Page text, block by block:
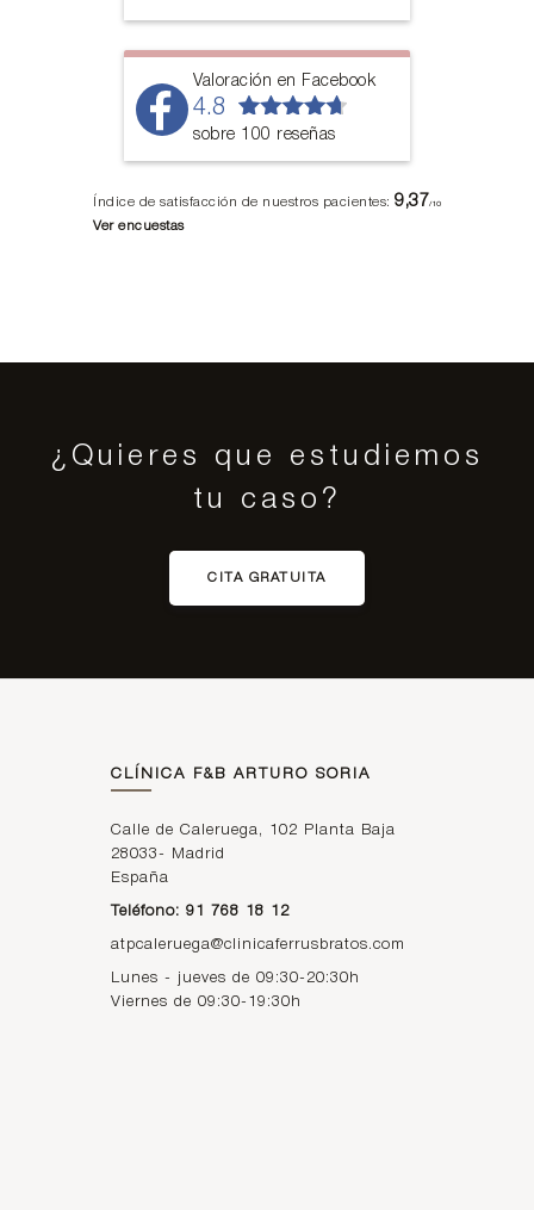
Valoración en Facebook
4.8
sobre 100 reseñas
Índice de satisfacción de nuestros pacientes:9,37/10
Ver encuestas
¿Quieres que estudiemos
tu caso?
CITA GRATUITA
CLÍNICA F&B ARTURO SORIA
Calle de Caleruega, 102 Planta Baja
28033-
Madrid
España
Teléfono: 91 768 18 12
atpcaleruega@clinicaferrusbratos.com
Lunes - jueves de 09:30-20:30h
Viernes de 09:30-19:30h